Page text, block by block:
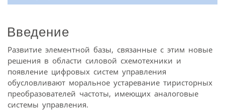
Введение
Развитие элементной базы, связанные с этим новые
решения в области силовой схемотехники и
появление цифровых систем управления
обусловливают моральное устаревание тиристорных
преобразователей частоты, имеющих аналоговые
системы управления.